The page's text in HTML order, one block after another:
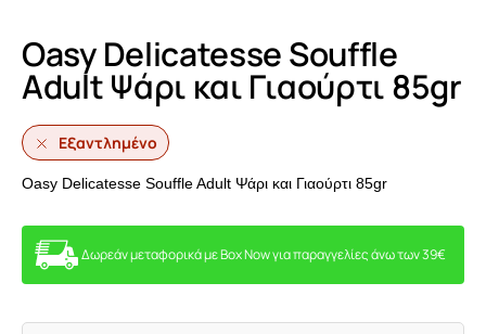
Oasy Delicatesse Souffle
Adult Ψάρι και Γιαούρτι 85gr
Εξαντλημένο
Oasy Delicatesse Souffle Adult Ψάρι και Γιαούρτι 85gr
Δωρεάν μεταφορικά με Box Now για παραγγελίες άνω των 39€